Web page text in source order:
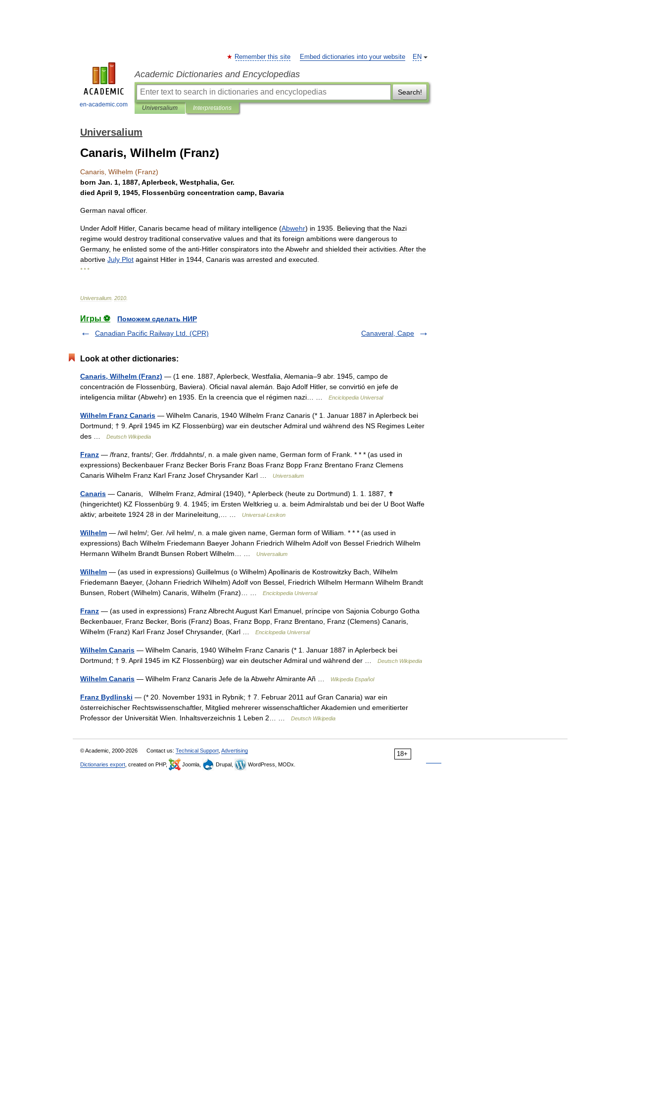
en-academic.com
EN
Remember this site Embed dictionaries into your website
Academic Dictionaries and Encyclopedias
Search!
Universalium Interpretations
Universalium
Canaris, Wilhelm (Franz)
Canaris Wilhelm (Franz)
born Jan. 1, 1887, Aplerbeck, Westphalia, Ger.
died April 9, 1945, Flossenbürg concentration camp, Bavaria
German naval officer.
UnderAdolf Hitler, Canaris became head of military intelligence (Abwehr) in 1935 Believing that the Nazi
regime would destroy traditional conservative values and that its foreign ambitions were dangerous to
Germany, he enlisted some of the anti-Hitler conspirators into theAbwehr and shielded their activities After the
abortive July Plot against Hitler in 1944 Canaris was arrested and executed
* * *
Universalium 2010
Игры ⚽
Поможем сделать НИР
Canadian Pacific Railway Ltd. (CPR)
Canaveral, Cape
Look at other dictionaries:
Canaris, Wilhelm (Franz) — (1 ene. 1887, Aplerbeck, Westfalia, Alemania–9 abr. 1945, campo de
concentración de Flossenbürg, Baviera). Oficial naval alemán. Bajo Adolf Hitler, se convirtió en jefe de
inteligencia militar (Abwehr) en 1935. En la creencia que el régimen nazi… …
Enciclopedia Universal
Wilhelm Franz Canaris — Wilhelm Canaris, 1940 Wilhelm Franz Canaris (* 1. Januar 1887 in Aplerbeck bei
Dortmund; † 9. April 1945 im KZ Flossenbürg) war ein deutscher Admiral und während des NS Regimes Leiter
des …
Deutsch Wikipedia
Franz — /franz, frants/; Ger. /frddahnts/, n. a male given name, German form of Frank. * * * (as used in
expressions) Beckenbauer Franz Becker Boris Franz Boas Franz Bopp Franz Brentano Franz Clemens
Canaris Wilhelm Franz Karl Franz Josef Chrysander Karl …
Universalium
Canaris — Canaris, Wilhelm Franz, Admiral (1940), * Aplerbeck (heute zu Dortmund) 1. 1. 1887, ✝
(hingerichtet) KZ Flossenbürg 9. 4. 1945; im Ersten Weltkrieg u. a. beim Admiralstab und bei der U Boot Waffe
aktiv; arbeitete 1924 28 in der Marineleitung,… …
Universal-Lexikon
Wilhelm — /wil helm/; Ger. /vil helm/, n. a male given name, German form of William. * * * (as used in
expressions) Bach Wilhelm Friedemann Baeyer Johann Friedrich Wilhelm Adolf von Bessel Friedrich Wilhelm
Hermann Wilhelm Brandt Bunsen Robert Wilhelm… …
Universalium
Wilhelm — (as used in expressions) Guillelmus (o Wilhelm) Apollinaris de Kostrowitzky Bach, Wilhelm
Friedemann Baeyer, (Johann Friedrich Wilhelm) Adolf von Bessel, Friedrich Wilhelm Hermann Wilhelm Brandt
Bunsen, Robert (Wilhelm) Canaris, Wilhelm (Franz)… …
Enciclopedia Universal
Franz — (as used in expressions) Franz Albrecht August Karl Emanuel, príncipe von Sajonia Coburgo Gotha
Beckenbauer, Franz Becker, Boris (Franz) Boas, Franz Bopp, Franz Brentano, Franz (Clemens) Canaris,
Wilhelm (Franz) Karl Franz Josef Chrysander, (Karl …
Enciclopedia Universal
Wilhelm Canaris — Wilhelm Canaris, 1940 Wilhelm Franz Canaris (* 1. Januar 1887 in Aplerbeck bei
Dortmund; † 9. April 1945 im KZ Flossenbürg) war ein deutscher Admiral und während der …
Deutsch Wikipedia
Wilhelm Canaris — Wilhelm Franz Canaris Jefe de la Abwehr Almirante Añ … Wikipedia Español
Franz Bydlinski — (* 20. November 1931 in Rybnik; † 7. Februar 2011 auf Gran Canaria) war ein
österreichischer Rechtswissenschaftler, Mitglied mehrerer wissenschaftlicher Akademien und emeritierter
Professor der Universität Wien. Inhaltsverzeichnis 1 Leben 2… …
Deutsch Wikipedia
18+
© Academic, 2000-2026 Contact us: Technical Support Advertising
Dictionaries export , created on PHP, Joomla, Drupal, WordPress, MODx.